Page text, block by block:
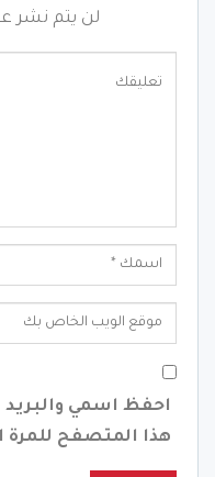
لن يتم نشر
احفظ اسمي والبريد
هذا المتصفح للمرة